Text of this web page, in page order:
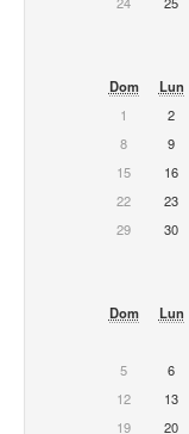
Dom Lun
1
2
8
9
15
16
22
23
29
30
Dom Lun
5
6
12
13
19
20